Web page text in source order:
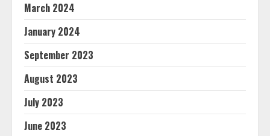
March 2024
January 2024
September 2023
August 2023
July 2023
June 2023